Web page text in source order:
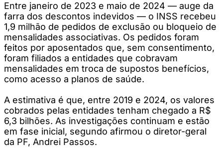
Entre janeiro de 2023 e maio de 2024 — auge da
farra dos descontos indevidos — o INSS recebeu
1,9 milhão de pedidos de exclusão ou bloqueio de
mensalidades associativas. Os pedidos foram
feitos por aposentados que, sem consentimento,
foram filiados a entidades que cobravam
mensalidades em troca de supostos benefícios,
como acesso a planos de saúde.
A estimativa é que, entre 2019 e 2024, os valores
cobrados pelas entidades tenham chegado a R$
6,3 bilhões. As investigações continuam e estão
em fase inicial, segundo afirmou o diretor-geral
da PF, Andrei Passos.